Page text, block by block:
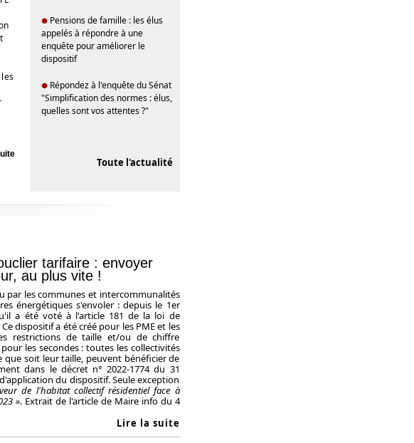
● Pensions de famille : les élus
appelés à répondre à une
enquête pour améliorer le
dispositif
● Répondez à l'enquête du Sénat
"Simplification des normes : élus,
quelles sont vos attentes ?"
Toute l'actualité
tarifaire : envoyer
au plus vite !
par les communes et intercommunalités
énergétiques s'envoler : depuis le 1er
a été voté à l'article 181 de la loi de
dispositif a été créé pour les PME et les
restrictions de taille et/ou de chiffre
les secondes : toutes les collectivités
soit leur taille, peuvent bénéficier de
dans le décret n° 2022-1774 du 31
du dispositif. Seule exception
de l'habitat collectif résidentiel face à
». Extrait de l'article de Maire info du 4
Lire la suite